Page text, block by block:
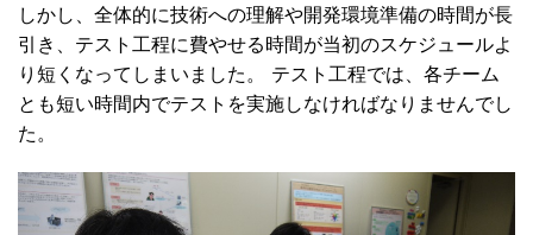
しかし、全体的に技術への理解や開発環境準備の時間が長
引き、テスト工程に費やせる時間が当初のスケジュールよ
り短くなってしまいました。 テスト工程では、各チーム
とも短い時間内でテストを実施しなければなりませんでし
た。